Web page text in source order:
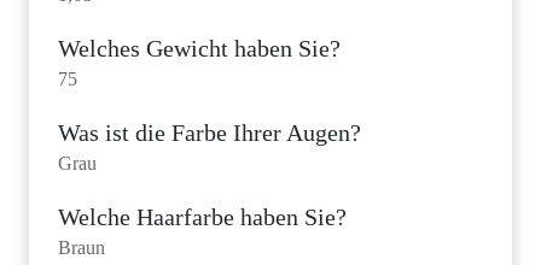
Welches Gewicht haben Sie?
75
Was ist die Farbe Ihrer Augen?
Grau
Welche Haarfarbe haben Sie?
Braun